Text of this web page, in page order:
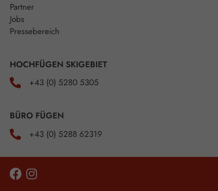
Partner
Jobs
Pressebereich
HOCHFÜGEN SKIGEBIET
+43 (0) 5280 5305
BÜRO FÜGEN
+43 (0) 5288 62319